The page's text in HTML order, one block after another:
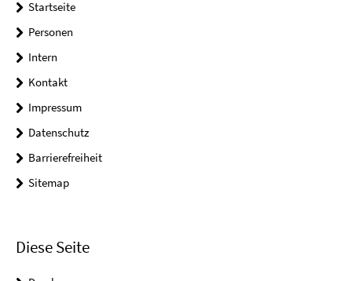
Startseite
Personen
Intern
Kontakt
Impressum
Datenschutz
Barrierefreiheit
Sitemap
Diese Seite